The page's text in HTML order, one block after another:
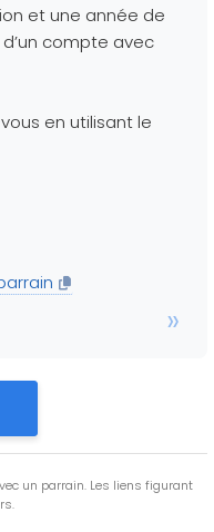
et une année de
compte avec
en utilisant le
un parrain. Les liens figurant